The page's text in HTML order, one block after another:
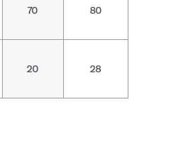
70 80
20 28